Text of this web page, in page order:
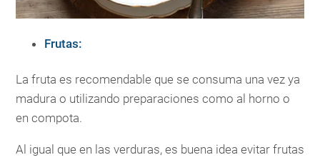
Frutas:
La fruta es recomendable que se consuma una vez ya
madura o utilizando preparaciones como al horno o
en compota.
Al igual que en las verduras, es buena idea evitar frutas